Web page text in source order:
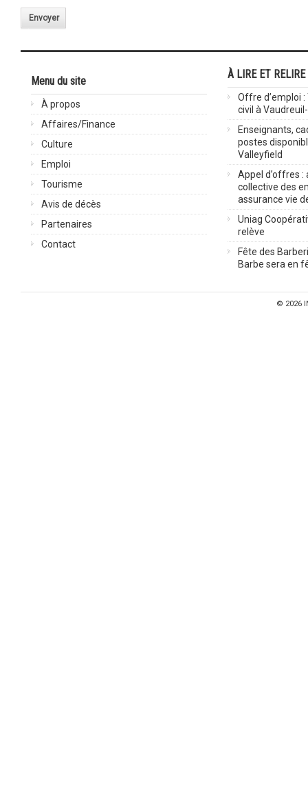
Envoyer
Menu du site
À propos
Affaires/Finance
Culture
Emploi
Tourisme
Avis de décès
Partenaires
Contact
À LIRE ET RELIRE
Offre d’emploi
civil à
Enseignants,
postes
Valleyfield
Appel d’offres :
collective des
assurance vie
Uniag
relève
Fête des
Barbe sera en
© 2026